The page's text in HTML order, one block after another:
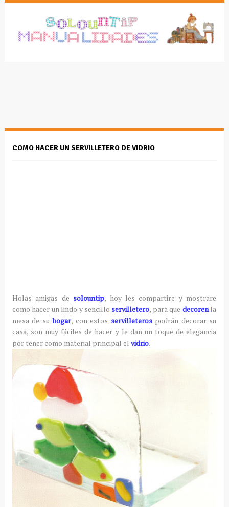
COMO HACER UN SERVILLETERO DE VIDRIO
Holas amigas de solountip, hoy les compartire y mostrare
como hacer un lindo y sencillo servilletero, para que decorenla
mesa de suhogar, con estos servilleterospodrán decorar su
casa, son muy fáciles de hacer y le dan un toque de elegancia
por tener como material principal el vidrio.